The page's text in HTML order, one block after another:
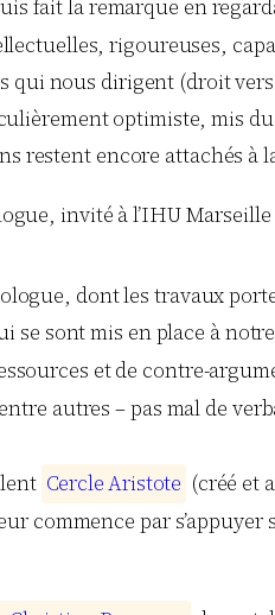
fait la remarque en
rigoureuses,
qui nous dirigent (droit
optimiste, mis
restent encore attachés à
invité à l’IHU
dont les travaux
sont mis en place à
et de contre-
autres – pas mal de
CercleAristote (créé et
commence par